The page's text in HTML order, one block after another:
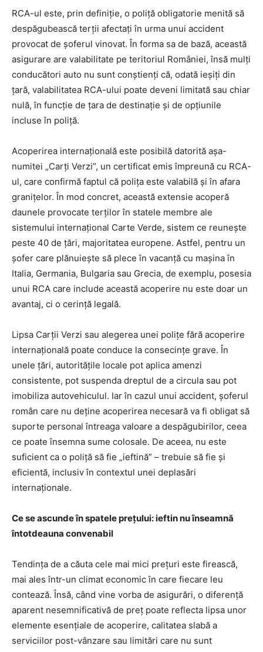
RCA-ul este, prin definiție, o poliță obligatorie menită să
despăgubească terții afectați în urma unui accident
provocat de șoferul vinovat. În forma sa de bază, această
asigurare are valabilitate pe teritoriul României, însă mulți
conducători auto nu sunt conștienți că, odată ieșiți din
țară, valabilitatea RCA-ului poate deveni limitată sau chiar
nulă, în funcție de țara de destinație și de opțiunile
incluse în poliță.
Acoperirea internațională este posibilă datorită așa-
numitei „Carți Verzi”, un certificat emis împreună cu RCA-
ul, care confirmă faptul că polița este valabilă și în afara
granițelor. În mod concret, această extensie acoperă
daunele provocate terților în statele membre ale
sistemului internațional Carte Verde, sistem ce reunește
peste 40 de țări, majoritatea europene. Astfel, pentru un
șofer care plănuiește să plece în vacanță cu mașina în
Italia, Germania, Bulgaria sau Grecia, de exemplu, posesia
unui RCA care include această acoperire nu este doar un
avantaj, ci o cerință legală.
Lipsa Carții Verzi sau alegerea unei polițe fără acoperire
internațională poate conduce la consecințe grave. În
unele țări, autoritățile locale pot aplica amenzi
consistente, pot suspenda dreptul de a circula sau pot
imobiliza autovehiculul. Iar în cazul unui accident, șoferul
român care nu deține acoperirea necesară va fi obligat să
suporte personal întreaga valoare a despăgubirilor, ceea
ce poate însemna sume colosale. De aceea, nu este
suficient ca o poliță să fie „ieftină” – trebuie să fie și
eficientă, inclusiv în contextul unei deplasări
internaționale.
Ce se ascunde în spatele prețului: ieftin nu înseamnă
întotdeauna convenabil
Tendința de a căuta cele mai mici prețuri este firească,
mai ales într-un climat economic în care fiecare leu
contează. Însă, când vine vorba de asigurări, o diferență
aparent nesemnificativă de preț poate reflecta lipsa unor
elemente esențiale de acoperire, calitatea slabă a
serviciilor post-vânzare sau limitări care nu sunt